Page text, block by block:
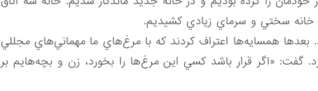
خانه سختي و سرماي زيادي كشيديم.
همسايه‌ها اعتراف كردند كه با مرغ‌هاي ما مهماني‌هاي مجللي
گفت: «اگر قرار باشد كسي اين مرغ‌ها را بخورد، زن و بچه‌هايم بر